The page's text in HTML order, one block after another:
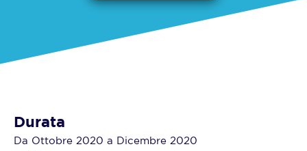
Durata
Da Ottobre 2020 a Dicembre 2020